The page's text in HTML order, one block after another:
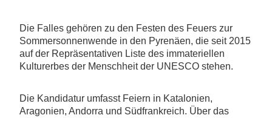
Die Falles gehören zu den Festen des Feuers zur
Sommersonnenwende in den Pyrenäen, die seit 2015
auf der Repräsentativen Liste des immateriellen
Kulturerbes der Menschheit der UNESCO stehen.
Die Kandidatur umfasst Feiern in Katalonien,
Aragonien, Andorra und Südfrankreich. Über das